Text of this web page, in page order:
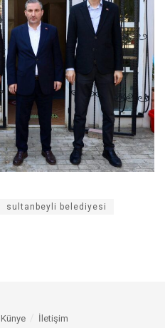
sultanbeyli belediyesi
Künye İletişim